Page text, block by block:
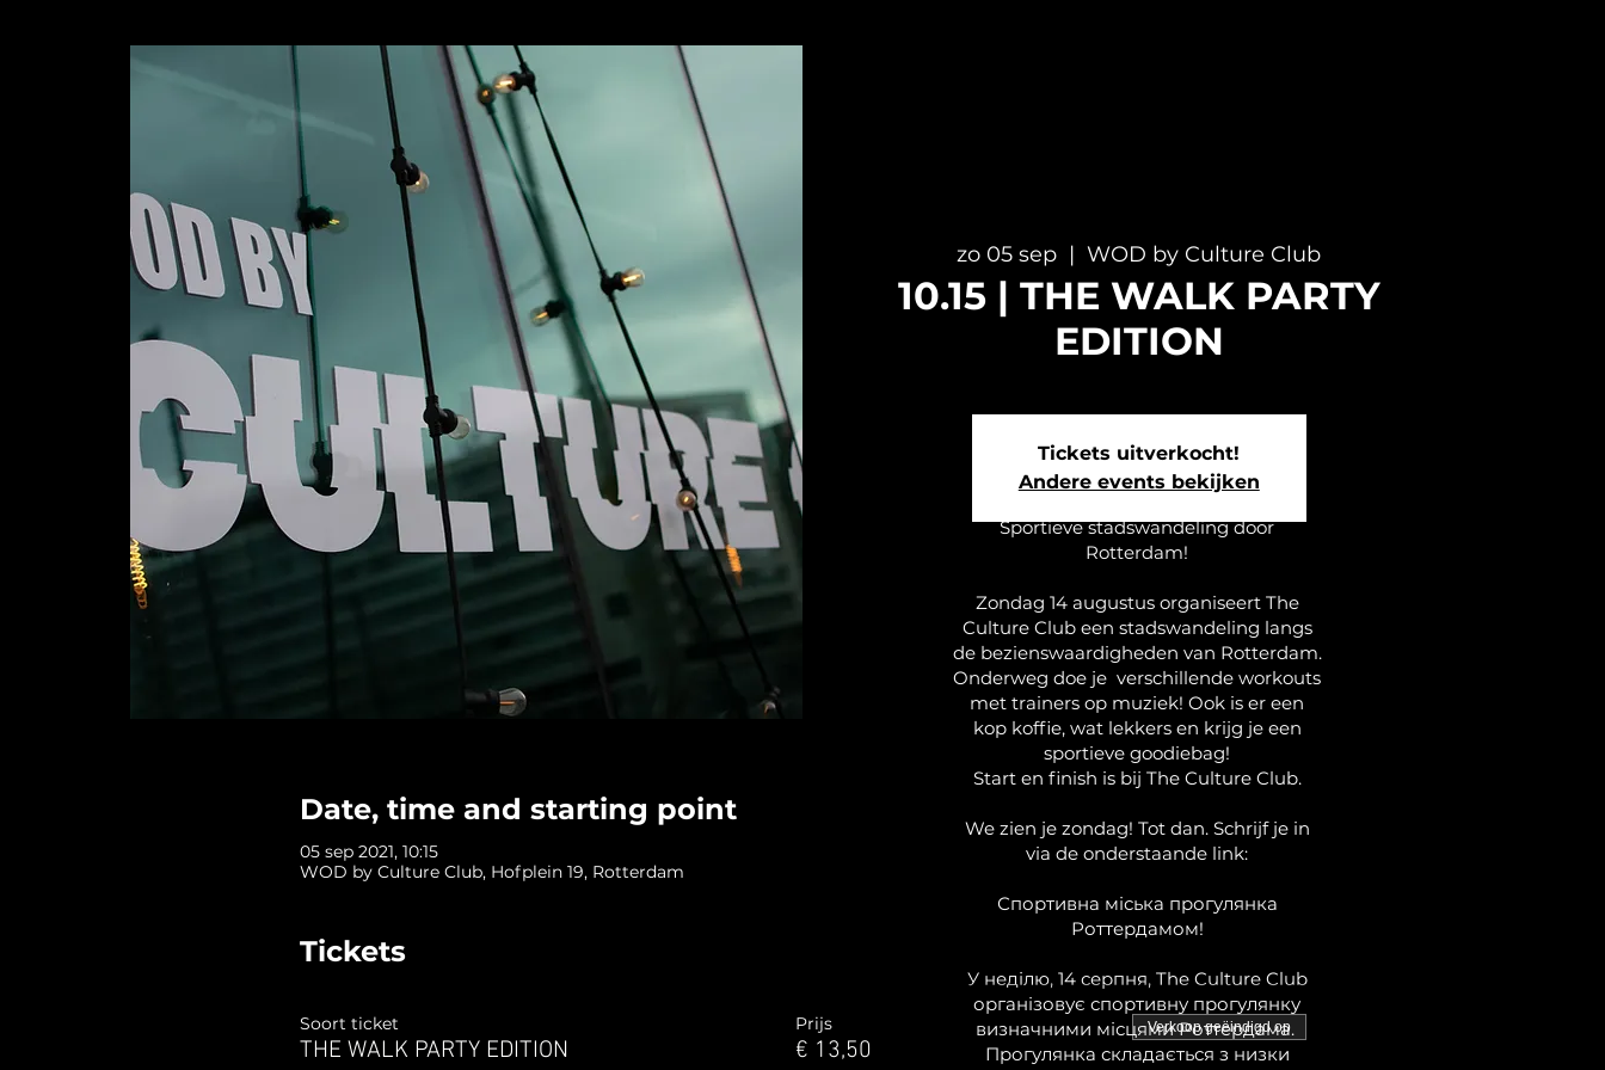
zo 05 sep
  |
WOD by Culture Club
10.15 | THE WALK PARTY
EDITION
Tickets uitverkocht!
Andere events bekijken
Date, time and starting point
05 sep 2021, 10:15
WOD by Culture Club, Hofplein 19, Rotterdam
Tickets
Soort ticket
THE WALK PARTY EDITION
Prijs
€ 13,50
Verkoop geëindigd op
Sportieve stadswandeling door
Rotterdam!
Zondag 14 augustus organiseert The
Culture Club een stadswandeling langs
de bezienswaardigheden van Rotterdam.
Onderweg doe je verschillende workouts
met trainers op muziek! Ook is er een
kop koffie, wat lekkers en krijg je een
sportieve goodiebag!
Start en finish is bij The Culture Club.
We zien je zondag! Tot dan. Schrijf je in
via de onderstaande link:
Спортивна міська прогулянка
Роттердамом!
У неділю, 14 серпня, The Culture Club
організовує спортивну прогулянку
визначними місцями Роттердама.
Прогулянка складається з низки